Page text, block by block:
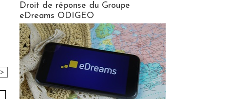
>
Droit de réponse du Groupe
eDreams ODIGEO